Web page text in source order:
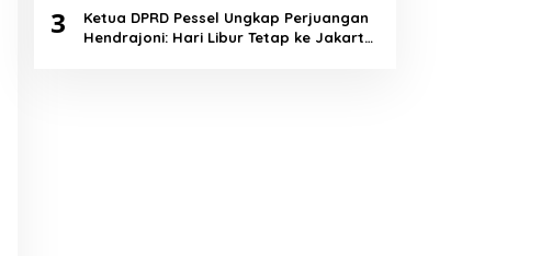
3
Ketua DPRD Pessel Ungkap Perjuangan
Hendrajoni: Hari Libur Tetap ke Jakarta